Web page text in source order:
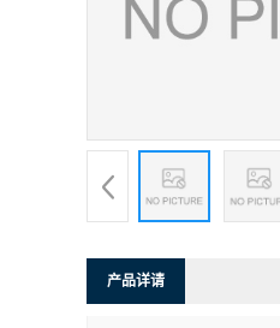
产品详请